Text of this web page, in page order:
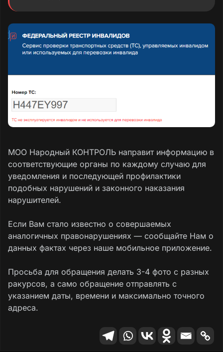
МОО Народный КОНТРОЛЬ направит информацию в
соответствующие органы по каждому случаю для
уведомления и последующей профилактики
подобных нарушений и законного наказания
нарушителей.
Если Вам стало известно о совершаемых
аналогичных правонарушениях — сообщайте Нам о
данных фактах через наше мобильное приложение.
Просьба для обращения делать 3-4 фото с разных
ракурсов, а само обращение отправлять с
указанием даты, времени и максимально точного
адреса.